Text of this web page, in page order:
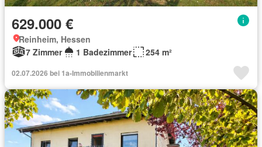
629.000 €
Reinheim, Hessen
7 Zimmer
1 Badezimmer 254 m²
02.07.2026 bei 1a-Immobilienmarkt